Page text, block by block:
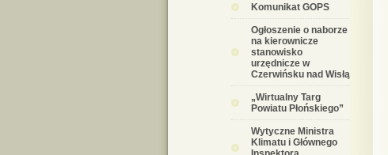
Komunikat GOPS
Ogłoszenie o naborze
na kierownicze
stanowisko
urzędnicze w
Czerwińsku nad Wisłą
„Wirtualny Targ
Powiatu Płońskiego”
Wytyczne Ministra
Klimatu i Głównego